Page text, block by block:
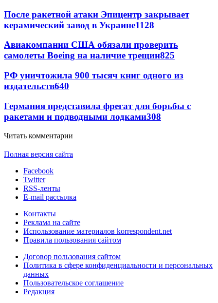
После ракетной атаки Эпицентр закрывает
керамический завод в Украине1128
Авиакомпании США обязали проверить
самолеты Boeing на наличие трещин825
РФ уничтожила 900 тысяч книг одного из
издательств640
Германия представила фрегат для борьбы с
ракетами и подводными лодками308
Читать комментарии
Полная версия сайта
Facebook
Twitter
RSS-ленты
E-mail рассылка
Контакты
Реклама на сайте
Использование материалов korrespondent.net
Правила пользования сайтом
Договор пользования сайтом
Политика в сфере конфиденциальности и персональных
данных
Пользовательское соглашение
Редакция